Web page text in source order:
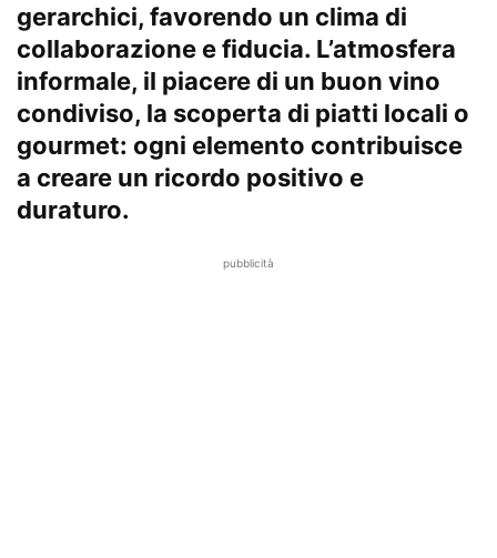
gerarchici, favorendo un clima di
collaborazione e fiducia. L’atmosfera
informale, il piacere di un buon vino
condiviso, la scoperta di piatti locali o
gourmet: ogni elemento contribuisce
a creare un ricordo positivo e
duraturo.
pubblicità